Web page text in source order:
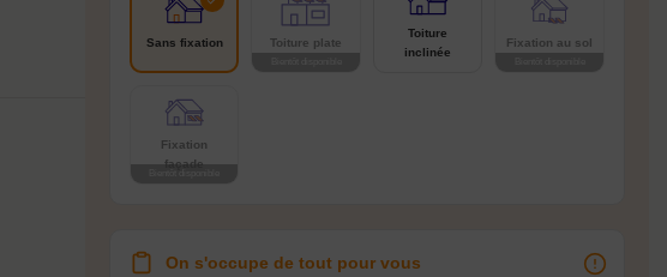
Sans fixation Toiture plate
Toiture
inclinée
Fixation au sol
Fixation
façade
On s'occupe de tout pour vous